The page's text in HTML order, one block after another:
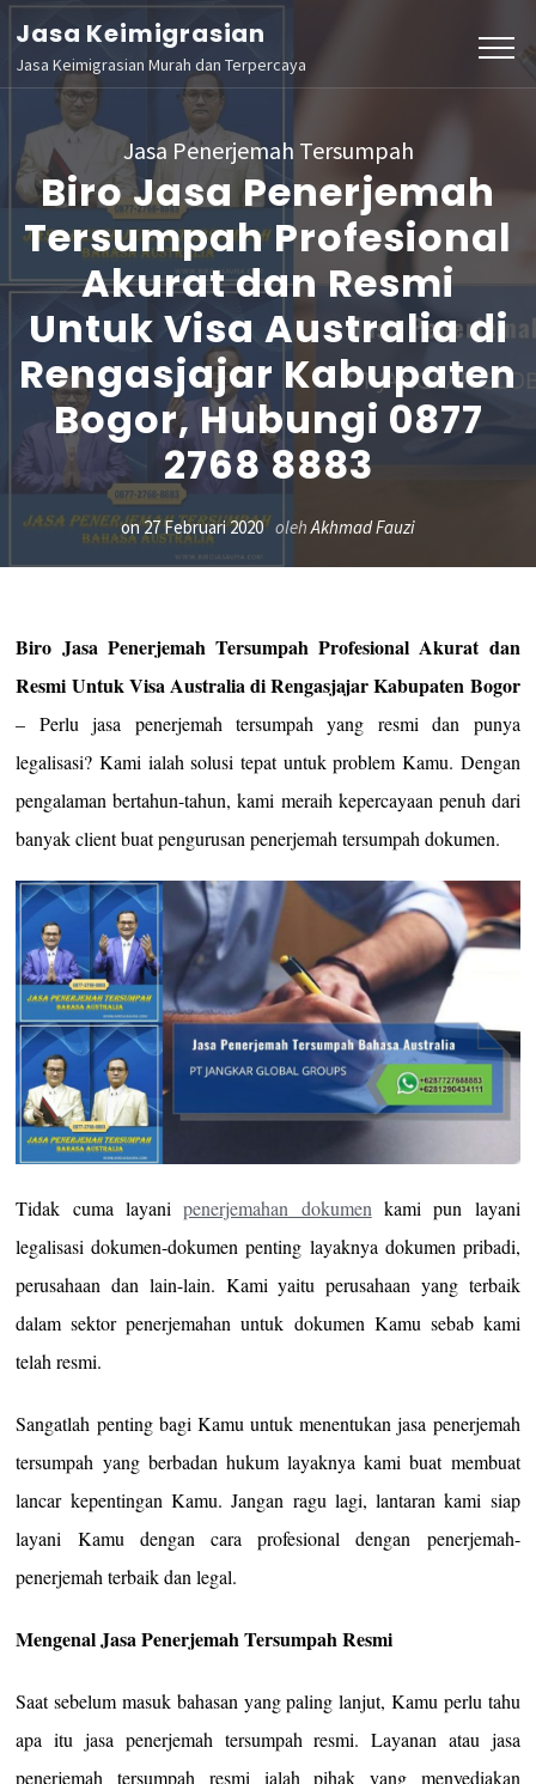
Lompat
ke
konten
(Tekan
Enter)
Jasa Keimigrasian
Jasa Keimigrasian Murah dan Terpercaya
Jasa Penerjemah Tersumpah
Biro Jasa Penerjemah
Tersumpah Profesional
Akurat dan Resmi
Untuk Visa Australia di
Rengasjajar Kabupaten
Bogor, Hubungi 0877
2768 8883
on27 Februari 2020 olehAkhmad Fauzi
Biro Jasa Penerjemah Tersumpah Profesional Akurat dan
Resmi Untuk Visa Australia di Rengasjajar Kabupaten Bogor
– Perlu jasa penerjemah tersumpah yang resmi dan punya
legalisasi? Kami ialah solusi tepat untuk problem Kamu. Dengan
pengalaman bertahun-tahun, kami meraih kepercayaan penuh dari
banyak client buat pengurusan penerjemah tersumpah dokumen.
Tidak cuma layanipenerjemahan dokumen kami pun layani
legalisasi dokumen-dokumen penting layaknya dokumen pribadi,
perusahaan dan lain-lain. Kami yaitu perusahaan yang terbaik
dalam sektor penerjemahan untuk dokumen Kamu sebab kami
telah resmi.
Sangatlah penting bagi Kamu untuk menentukan jasa penerjemah
tersumpah yang berbadan hukum layaknya kami buat membuat
lancar kepentingan Kamu. Jangan ragu lagi, lantaran kami siap
layani Kamu dengan cara profesional dengan penerjemah-
penerjemah terbaik dan legal.
Mengenal Jasa Penerjemah Tersumpah Resmi
Saat sebelum masuk bahasan yang paling lanjut, Kamu perlu tahu
apa itu jasa penerjemah tersumpah resmi. Layanan atau jasa
penerjemah tersumpah resmi ialah pihak yang menyediakan